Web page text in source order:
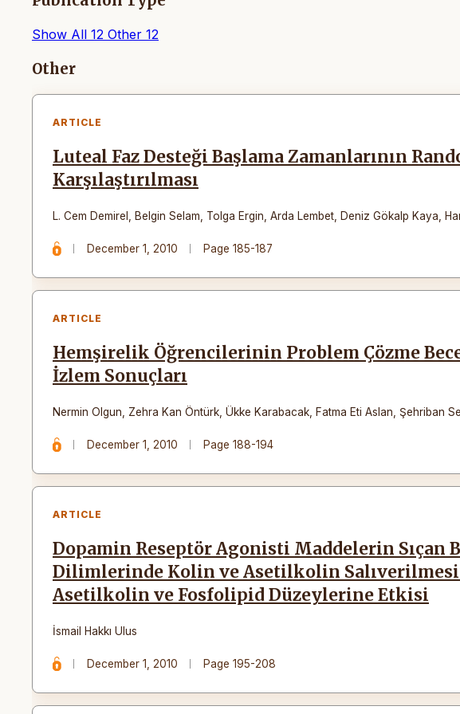
Show All 12 Other 12
Articles
Other
ARTICLE
Luteal Faz Desteği Başlama Zamanlarının
Karşılaştırılması
L. Cem Demirel Belgin Selam Tolga Ergin Arda Lembet Deniz Gökalp Kaya
December 1, 2010 Page 185-187
ARTICLE
Hemşirelik Öğrencilerinin Problem Çözme
İzlem Sonuçları
Nermin Olgun Zehra Kan Öntürk Ükke Karabacak Fatma Eti Aslan Şehriban
December 1, 2010 Page 188-194
ARTICLE
Dopamin Reseptör Agonisti Maddelerin Sıçan
Dilimlerinde Kolin ve Asetilkolin
Asetilkolin ve Fosfolipid Düzeylerine Etkisi
İsmail Hakkı Ulus
December 1, 2010 Page 195-208